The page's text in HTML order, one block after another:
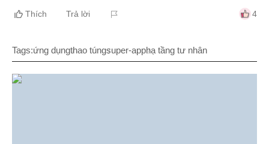
Thích Trả lời 4
Tags:ứng dụngthao túngsuper-apphạ tầng tư nhân